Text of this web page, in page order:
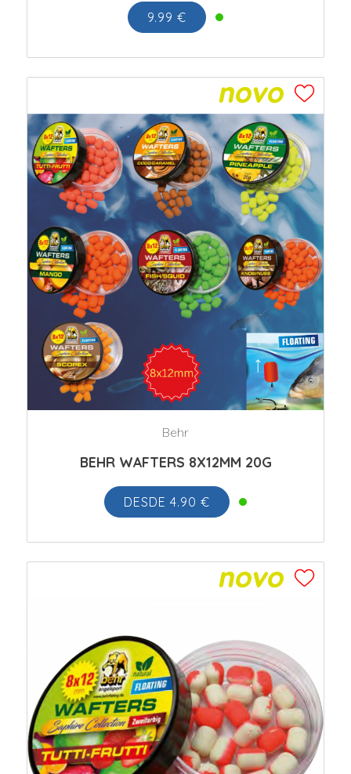
9.99 €
Behr
BEHR WAFTERS 8X12MM 20G
DESDE 4.90 €